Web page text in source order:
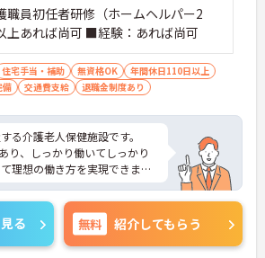
員初任者研修（ホームヘルパー2
上あれば尚可 ■経験：あれば尚可
住宅手当・補助 無資格OK
年間休日110日以上
備 交通費支給 退職金制度あり
る介護老人保健施設です。
り、しっかり働いてしっかり
理想の働き方を実現できま
！現場で働きながら経験を積
す。
お気軽にお問い合わせくださ
る 無料 紹介してもらう